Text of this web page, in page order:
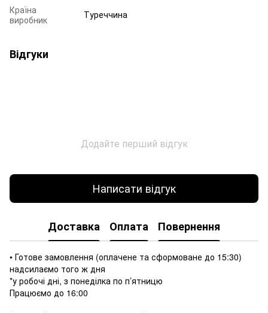
Країна
виробник
Туреччина
Відгуки
Додайте перший відгук
Написати відгук
Доставка Оплата Повернення
• Готове замовлення (оплачене та сформоване до 15:30)
надсилаємо того ж дня
*у робочі дні, з понеділка по п’ятницю
Працюємо до 16:00